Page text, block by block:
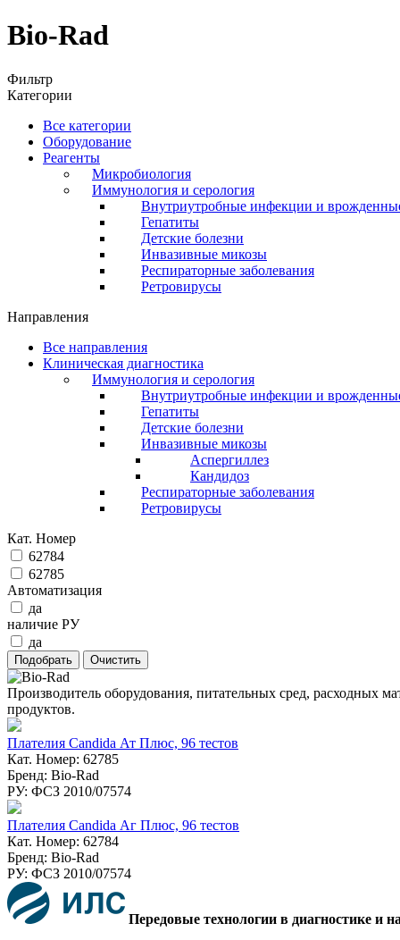
Bio-Rad
Фильтр
Категории
Все категории
Оборудование
Реагенты
Микробиология
Иммунология и серология
Внутриутробные инфекции и
Гепатиты
Детские болезни
Инвазивные микозы
Респираторные заболевания
Ретровирусы
Направления
Все направления
Клиническая диагностика
Иммунология и серология
Внутриутробные инфекции и
Гепатиты
Детские болезни
Инвазивные микозы
Аспергиллез
Кандидоз
Респираторные заболевания
Ретровирусы
Кат. Номер
62784
62785
Автоматизация
да
наличие РУ
да
Производитель оборудования, питательных сред, расходных
продуктов.
Плателия Candida Ат Плюс, 96 тестов
Кат. Номер: 62785
Бренд: Bio-Rad
РУ: ФСЗ 2010/07574
Плателия Candida Аг Плюс, 96 тестов
Кат. Номер: 62784
Бренд: Bio-Rad
РУ: ФСЗ 2010/07574
Передовые технологии в диагностике и